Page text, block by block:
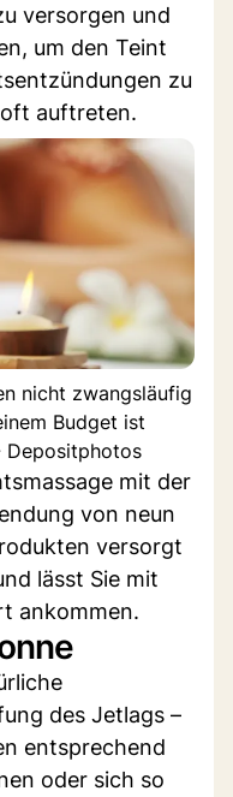
versorgen und
um den Teint
zu
auftreten.
nicht zwangsläufig
Budget ist
Depositphotos
mit der
von neun
versorgt
lässt Sie mit
ankommen.
des Jetlags –
entsprechend
oder sich so